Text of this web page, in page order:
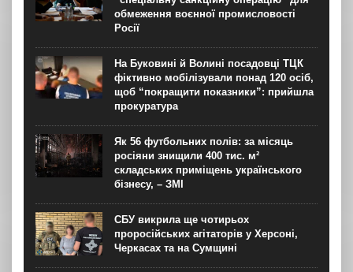
обмеження воєнної промисловості
Росії
На Буковині й Волині посадовці ТЦК
фіктивно мобілізували понад 120 осіб,
щоб “покращити показники”: прийшла
прокуратура
Як 56 футбольних полів: за місяць
росіяни знищили 400 тис. м²
складських приміщень українського
бізнесу, – ЗМІ
СБУ викрила ще чотирьох
проросійських агітаторів у Херсоні,
Черкасах та на Сумщині